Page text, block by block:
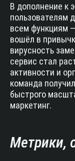
В дополнение к
пользователям
всем функциям
вошёл в
вирусность
сервис стал
активности и
команда
быстрого
маркетинг.
Метрики,